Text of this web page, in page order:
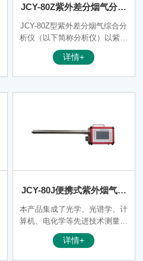
JCY-80Z紫外差分烟气分析
仪-烟尘烟气测试仪
JCY-80Z型紫外差分烟气综合分
析仪（以下简称分析仪）以紫外
差分吸收光谱技术为核心的新型
产品，主要用于排气管道中有害
S等气体的浓度，不受烟气中水
蒸气影响，具有较高的测量精度
详情+
JCY-80J便携式紫外烟气分
析仪
本产品集成了光学、光谱学、计
算机、电化学等先进技术测量固
定污染源废气排气管道中有害气
体成分，应用紫外法测定 SO
详情+